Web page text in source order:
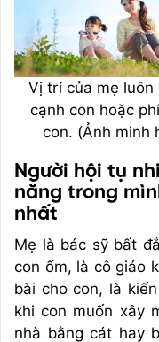
Vị trí của mẹ luôn
cạnh con hoặc
con. (Ảnh minh
Người hội tụ
năng trong
nhất
Mẹ là bác sỹ bất
con ốm, là cô giáo
bài cho con, là
khi con muốn xây
nhà bằng cát hay